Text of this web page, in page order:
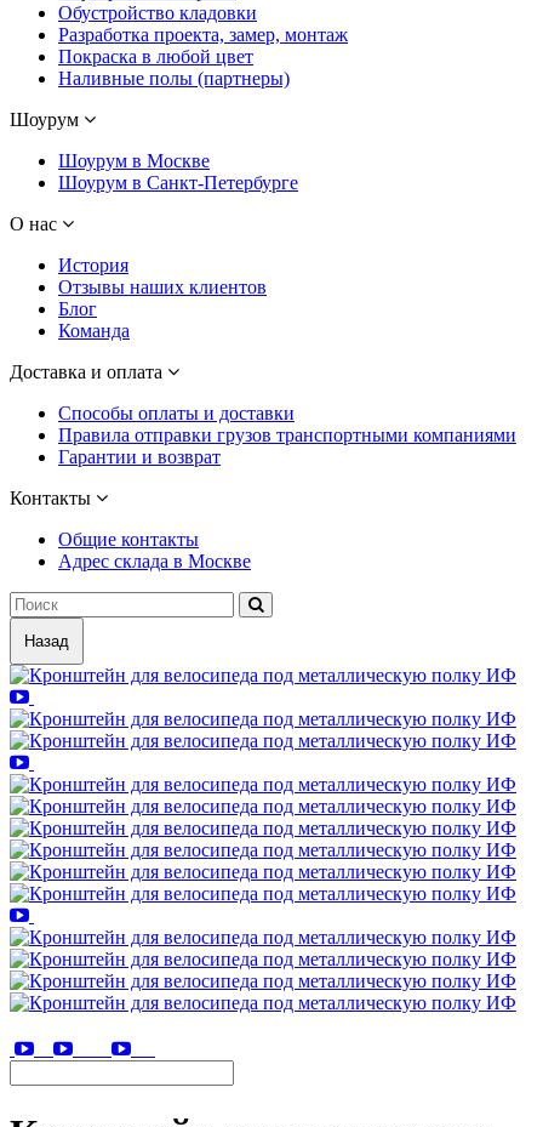
Обустройство кладовки
Разработка проекта, замер, монтаж
Покраска в любой цвет
Наливные полы (партнеры)
Шоурум
Шоурум в Москве
Шоурум в Санкт-Петербурге
О нас
История
Отзывы наших клиентов
Блог
Команда
Доставка и оплата
Способы оплаты и доставки
Правила отправки грузов транспортными компаниями
Гарантии и возврат
Контакты
Общие контакты
Адрес склада в Москве
Назад